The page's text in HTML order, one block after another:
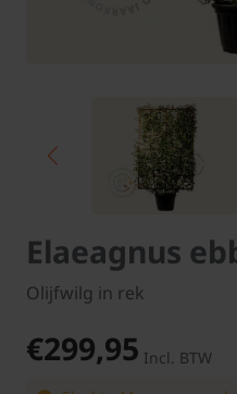
Elaeagnus
Olijfwilg in rek
€299,95 Incl. BTW